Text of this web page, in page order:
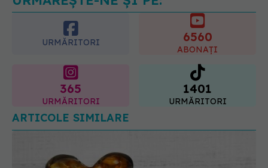
07.08.2026, 21:29
URMĂRITORI
ABONAȚI
URMĂRITORI
1401
URMĂRITORI
ARTICOLE SIMILARE